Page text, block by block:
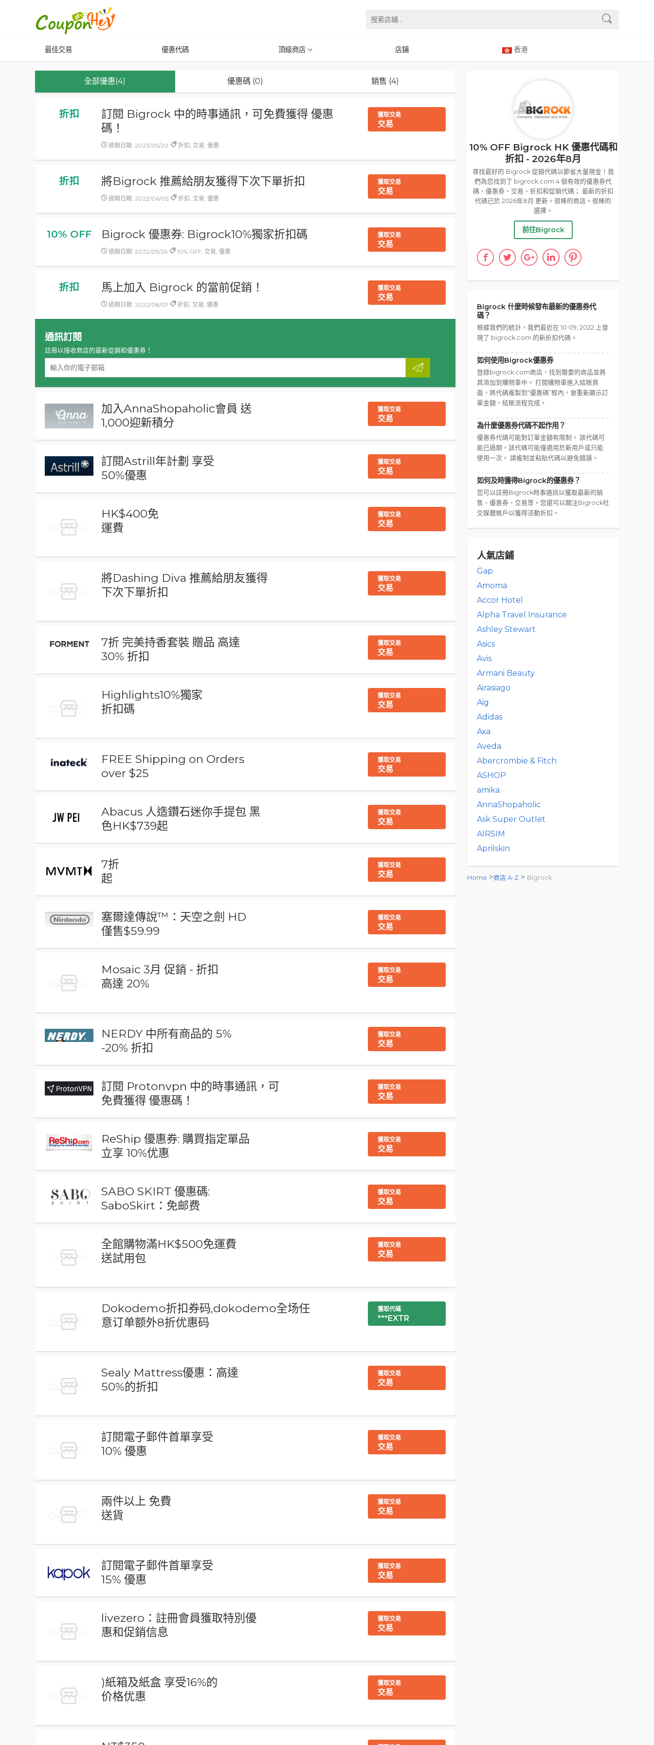
最佳交易 優惠代碼 頂級商店 店鋪 香港
全部優惠(4) 優惠碼 (0) 銷售 (4)
折扣
訂閱 Bigrock 中的時事通訊，可免費獲得 優惠
碼！
過期日期: 2023/05/20 折扣, 交易, 優惠
獲取交易
交易
折扣 將Bigrock 推薦給朋友獲得下次下單折扣
過期日期: 2022/06/05 折扣, 交易, 優惠
獲取交易
交易
10% OFF Bigrock 優惠券: Bigrock10%獨家折扣碼
過期日期: 2022/05/26 10% OFF, 交易, 優惠
獲取交易
交易
折扣 馬上加入 Bigrock 的當前促銷！
過期日期: 2022/08/01 折扣, 交易, 優惠
獲取交易
交易
通訊訂閱
註冊以接收商店的最新促銷和優惠券！
加入AnnaShopaholic會員 送
1,000迎新積分
獲取交易
交易
訂閱Astrill年計劃 享受
50%優惠
獲取交易
交易
HK$400免
運費
獲取交易
交易
將Dashing Diva 推薦給朋友獲得
下次下單折扣
獲取交易
交易
7折 完美持香套裝 贈品 高達
30% 折扣
獲取交易
交易
Highlights10%獨家
折扣碼
獲取交易
交易
FREE Shipping on Orders
over $25
獲取交易
交易
Abacus 人造鑽石迷你手提包 黑
色HK$739起
獲取交易
交易
7折
起
獲取交易
交易
塞爾達傳說™：天空之劍 HD
僅售$59.99
獲取交易
交易
Mosaic 3月 促銷 - 折扣
高達 20%
獲取交易
交易
NERDY 中所有商品的 5%
-20% 折扣
獲取交易
交易
訂閱 Protonvpn 中的時事通訊，可
免費獲得 優惠碼！
獲取交易
交易
ReShip 優惠券: 購買指定單品
立享 10%优惠
獲取交易
交易
SABO SKIRT 優惠碼:
SaboSkirt：免邮费
獲取交易
交易
全館購物滿HK$500免運費
送試用包
獲取交易
交易
Dokodemo折扣券码,dokodemo全场任
意订单额外8折优惠码
獲取代碼
***EXTR
Sealy Mattress優惠：高達
50%的折扣
獲取交易
交易
訂閱電子郵件首單享受
10% 優惠
獲取交易
交易
兩件以上 免費
送貨
獲取交易
交易
訂閱電子郵件首單享受
15% 優惠
獲取交易
交易
livezero：註冊會員獲取特別優
惠和促銷信息
獲取交易
交易
)紙箱及紙盒 享受16%的
价格优惠
獲取交易
交易
10% OFF Bigrock HK 優惠代碼和
折扣 - 2026年8月
尋找最好的 Bigrock 促銷代碼以節省大量現金！我
們為您找到了 bigrock.com 4 個有效的優惠券代
碼、優惠券、交易、折扣和促銷代碼； 最新的折扣
代碼已於 2026年8月 更新。很棒的商店。很棒的
選擇。
前往Bigrock
Bigrock 什麼時候發布最新的優惠券代
碼？
根據我們的統計，我們最近在 10 09, 2022 上發
現了 bigrock.com 的新折扣代碼。
如何使用Bigrock優惠券
登錄bigrock.com商店，找到需要的商品並將
其添加到購物車中。 打開購物車進入結賬頁
面，將代碼複製到“優惠碼”框內，會重新顯示訂
單金額，結賬流程完成。
為什麼優惠券代碼不起作用？
優惠券代碼可能對訂單金額有限制。 該代碼可
能已過期，該代碼可能僅適用於新用戶或只能
使用一次。 請複制並粘貼代碼以避免錯誤。
如何及時獲得Bigrock的優惠券？
您可以註冊Bigrock時事通訊以獲取最新的銷
售、優惠券、交易等。您還可以關注Bigrock社
交媒體帳戶以獲得活動折扣。
人氣店鋪
Gap
Amoma
Accor Hotel
Alpha Travel Insurance
Ashley Stewart
Asics
Avis
Armani Beauty
Airasiago
Aig
Adidas
Axa
Aveda
Abercrombie & Fitch
ASHOP
amika
AnnaShopaholic
Ask Super Outlet
AIRSIM
Aprilskin
Home >商店 A-Z > Bigrock